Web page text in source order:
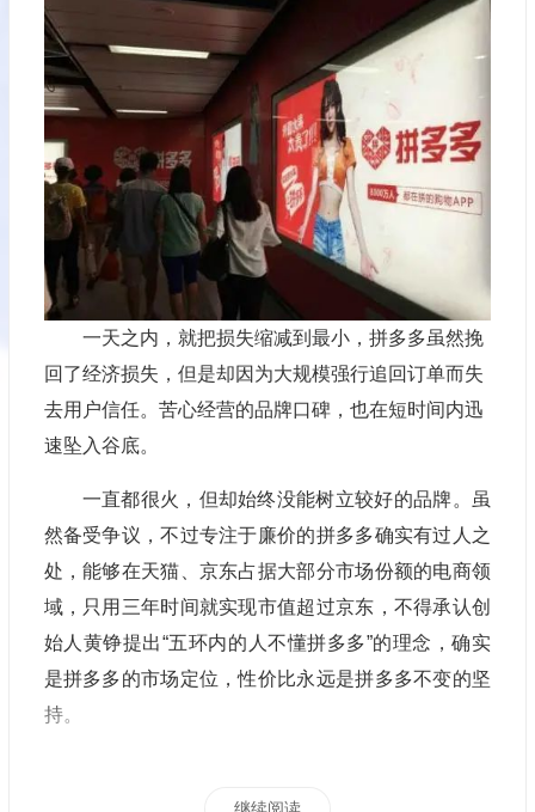
一天之内，就把损失缩减到最小，拼多多虽然挽
回了经济损失，但是却因为大规模强行追回订单而失
去用户信任。苦心经营的品牌口碑，也在短时间内迅
速坠入谷底。
一直都很火，但却始终没能树立较好的品牌。虽
然备受争议，不过专注于廉价的拼多多确实有过人之
处，能够在天猫、京东占据大部分市场份额的电商领
域，只用三年时间就实现市值超过京东，不得承认创
始人黄铮提出“五环内的人不懂拼多多”的理念，确实
是拼多多的市场定位，性价比永远是拼多多不变的坚
持。
继续阅读